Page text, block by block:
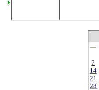
一
7
14
21
28